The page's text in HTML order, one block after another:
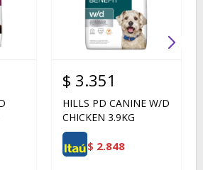
$ 3.351
HILLS PD CANINE W/D
CHICKEN 3.9KG
$ 2.848